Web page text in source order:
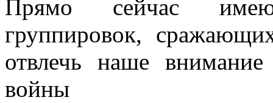
Прямо сейчас
группировок,
отвлечь наше
войны